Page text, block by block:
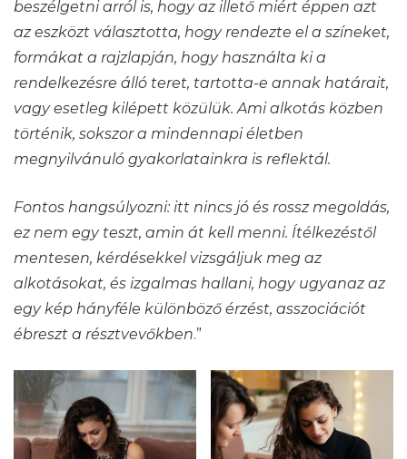
beszélgetni arról is, hogy az illető miért éppen azt
az eszközt választotta, hogy rendezte el a színeket,
formákat a rajzlapján, hogy használta ki a
rendelkezésre álló teret, tartotta-e annak határait,
vagy esetleg kilépett közülük. Ami alkotás közben
történik, sokszor a mindennapi életben
megnyilvánuló gyakorlatainkra is reflektál.
Fontos hangsúlyozni: itt nincs jó és rossz megoldás,
ez nem egy teszt, amin át kell menni. Ítélkezéstől
mentesen, kérdésekkel vizsgáljuk meg az
alkotásokat, és izgalmas hallani, hogy ugyanaz az
egy kép hányféle különböző érzést, asszociációt
ébreszt a résztvevőkben.”